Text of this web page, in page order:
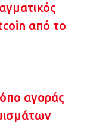
από το
αγοράς